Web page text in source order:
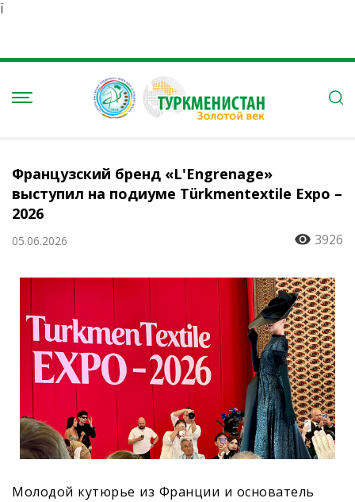
Ï
Французский бренд «L'Engrenage»
выступил на подиуме Türkmentextile Expo –
2026
05.06.2026 3926
Молодой кутюрье из Франции и основатель